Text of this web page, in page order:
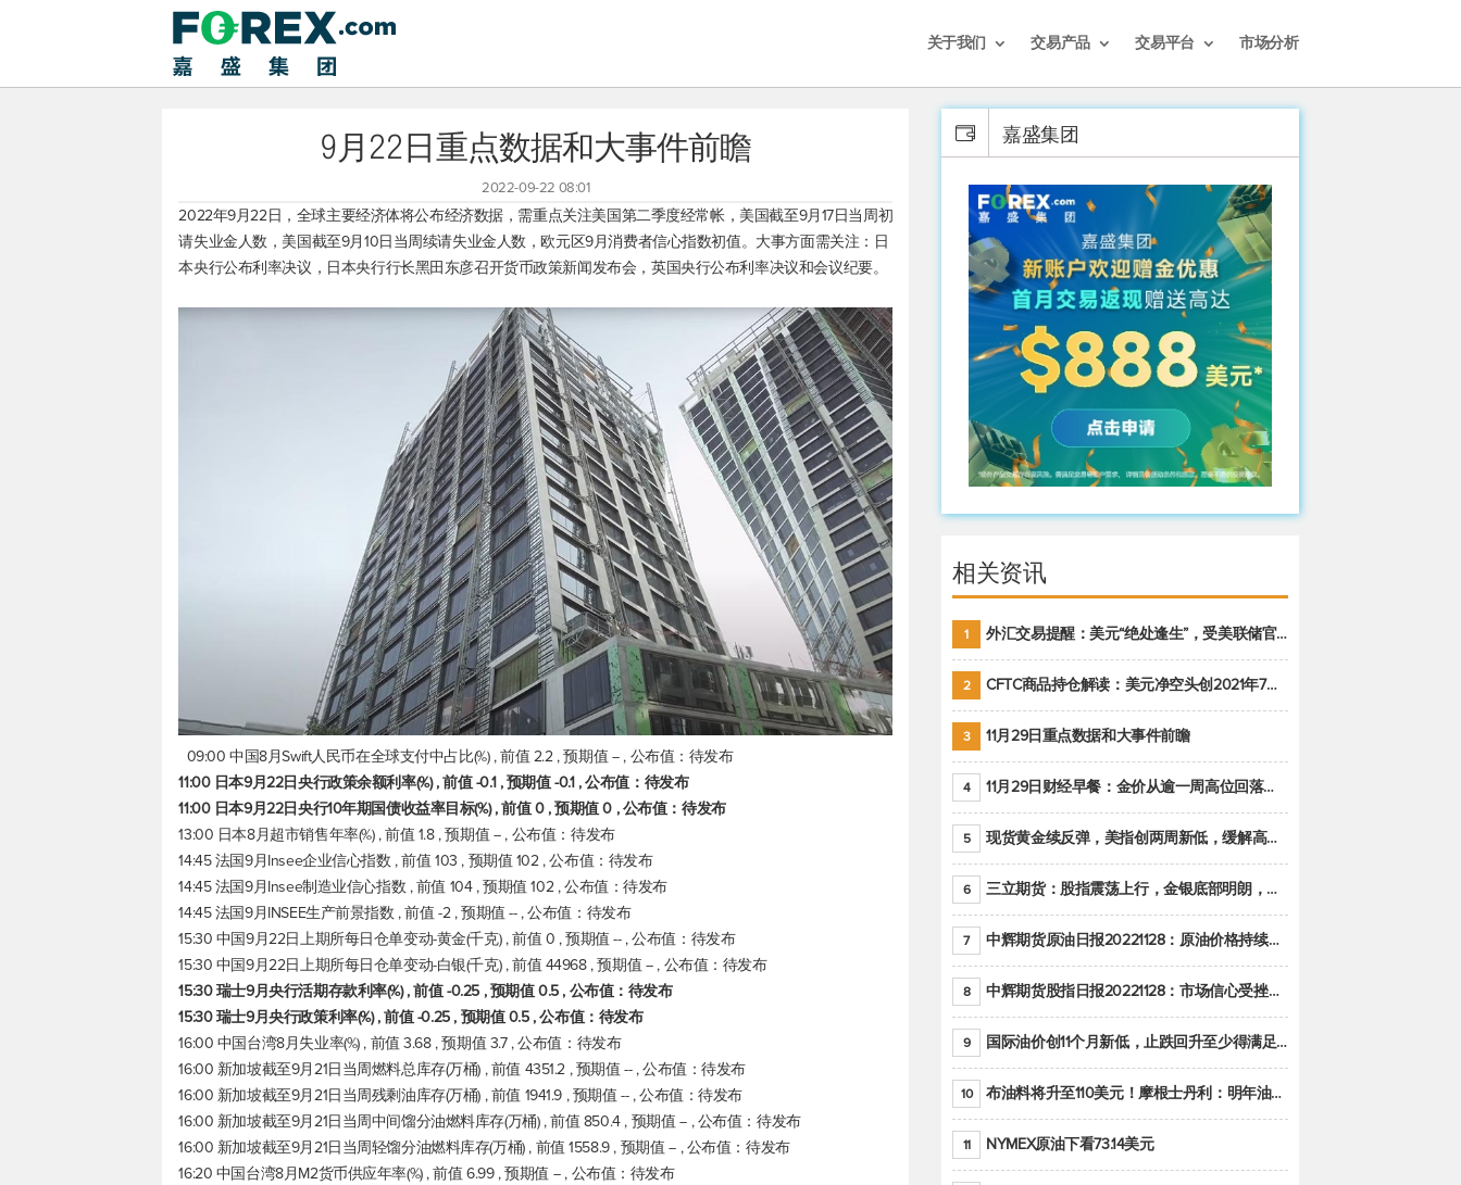
关于我们 交易产品 交易平台 市场分析
9月22日重点数据和大事件前瞻
2022-09-22 08:01
2022年9月22日，全球主要经济体将公布经济数据，需重点关注美国第二季度经常帐，美国截至9月17日当周初
请失业金人数，美国截至9月10日当周续请失业金人数，欧元区9月消费者信心指数初值。大事方面需关注：日
本央行公布利率决议，日本央行行长黑田东彦召开货币政策新闻发布会，英国央行公布利率决议和会议纪要。
09:00 中国8月Swift人民币在全球支付中占比(%) , 前值 2.2 , 预期值 -- , 公布值：待发布
11:00 日本9月22日央行政策余额利率(%) , 前值 -0.1 , 预期值 -0.1 , 公布值：待发布
11:00 日本9月22日央行10年期国债收益率目标(%) , 前值 0 , 预期值 0 , 公布值：待发布
13:00 日本8月超市销售年率(%) , 前值 1.8 , 预期值 -- , 公布值：待发布
14:45 法国9月Insee企业信心指数 , 前值 103 , 预期值 102 , 公布值：待发布
14:45 法国9月Insee制造业信心指数 , 前值 104 , 预期值 102 , 公布值：待发布
14:45 法国9月INSEE生产前景指数 , 前值 -2 , 预期值 -- , 公布值：待发布
15:30 中国9月22日上期所每日仓单变动-黄金(千克) , 前值 0 , 预期值 -- , 公布值：待发布
15:30 中国9月22日上期所每日仓单变动-白银(千克) , 前值 44968 , 预期值 -- , 公布值：待发布
15:30 瑞士9月央行活期存款利率(%) , 前值 -0.25 , 预期值 0.5 , 公布值：待发布
15:30 瑞士9月央行政策利率(%) , 前值 -0.25 , 预期值 0.5 , 公布值：待发布
16:00 中国台湾8月失业率(%) , 前值 3.68 , 预期值 3.7 , 公布值：待发布
16:00 新加坡截至9月21日当周燃料总库存(万桶) , 前值 4351.2 , 预期值 -- , 公布值：待发布
16:00 新加坡截至9月21日当周残剩油库存(万桶) , 前值 1941.9 , 预期值 -- , 公布值：待发布
16:00 新加坡截至9月21日当周中间馏分油燃料库存(万桶) , 前值 850.4 , 预期值 -- , 公布值：待发布
16:00 新加坡截至9月21日当周轻馏分油燃料库存(万桶) , 前值 1558.9 , 预期值 -- , 公布值：待发布
16:20 中国台湾8月M2货币供应年率(%) , 前值 6.99 , 预期值 -- , 公布值：待发布
嘉盛集团
相关资讯
1 外汇交易提醒：美元“绝处逢生”，受美联储官员鹰派讲话支撑
2 CFTC商品持仓解读：美元净空头创2021年7月以来最大，黄金期货投机性净多头头寸减少
3 11月29日重点数据和大事件前瞻
4 11月29日财经早餐：金价从逾一周高位回落，美联储官员重申鹰派立场推动美元回升
5 现货黄金续反弹，美指创两周新低，缓解高通胀美国须治本
6 三立期货：股指震荡上行，金银底部明朗，原油偏弱走势(20221128收评)
7 中辉期货原油日报20221128：原油价格持续下降，市场关注OPEC+新一轮产能政策
8 中辉期货股指日报20221128：市场信心受挫，股指全线回调
9 国际油价创11个月新低，止跌回升至少得满足二大条件之一
10 布油料将升至110美元！摩根士丹利：明年油市面临七大不确定性
11 NYMEX原油下看73.14美元